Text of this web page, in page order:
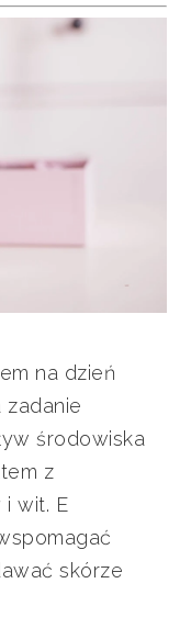
na dzień
zadanie
środowiska
z
wit. E
skórze